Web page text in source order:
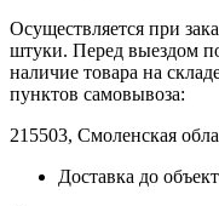
Осуществляется при
штуки. Перед выездом
наличие товара на
пунктов самовывоза:
215503, Смоленская
Доставка до